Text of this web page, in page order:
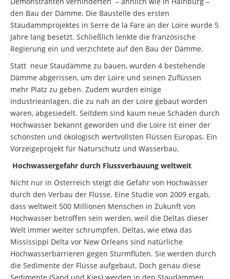
den Bau der Dämme. Die Baustelle des ersten
Staudammprojektes in Serre de la Fare an der Loire wurde 5
Jahre lang besetzt. Schließlich lenkte die französische
Regierung ein und verzichtete auf den Bau der Dämme.
Statt neue Staudämme zu bauen, wurden 4 bestehende
Dämme abgerissen, um der Loire und seinen Zuflüssen
mehr Platz zu geben. Zudem wurden einige
Industrieanlagen, die zu nah an der Loire gebaut worden
waren, abgesiedelt. Seitdem sind kaum neue Schäden durch
Hochwasser bekannt geworden und die Loire ist einer der
schönsten und ökologisch wertvollsten Flüssen Europas. Ein
Vorzeigeprojekt für Naturschutz und Wasserbau.
Hochwassergefahr durch Flussverbauung weltweit
Nicht nur in Österreich steigt die Gefahr von Hochwässer
durch den Verbau der Flüsse. Eine Studie von 2009 ergab,
dass weltweit 500 Millionen Menschen in Zukunft von
Hochwasser betroffen sein werden, weil die Deltas dieser
Welt immer weiter schrumpfen. Deltas, wie etwa das
Mississippi Delta vor New Orleans sind natürliche
Hochwasserbarrieren gegen Sturmfluten. Sie werden durch
die Sedimente der Flüsse aufgebaut. Doch genau diese